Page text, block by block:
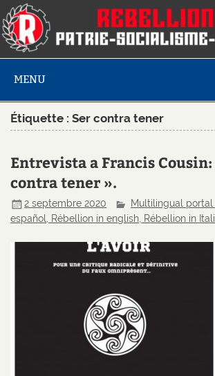
MENU
Étiquette :Ser contra tener
Entrevista a Francis Cousin:
contra tener ».
2 septembre 2020
Multilingual portal
español, Rébellion in english, Rébellion in